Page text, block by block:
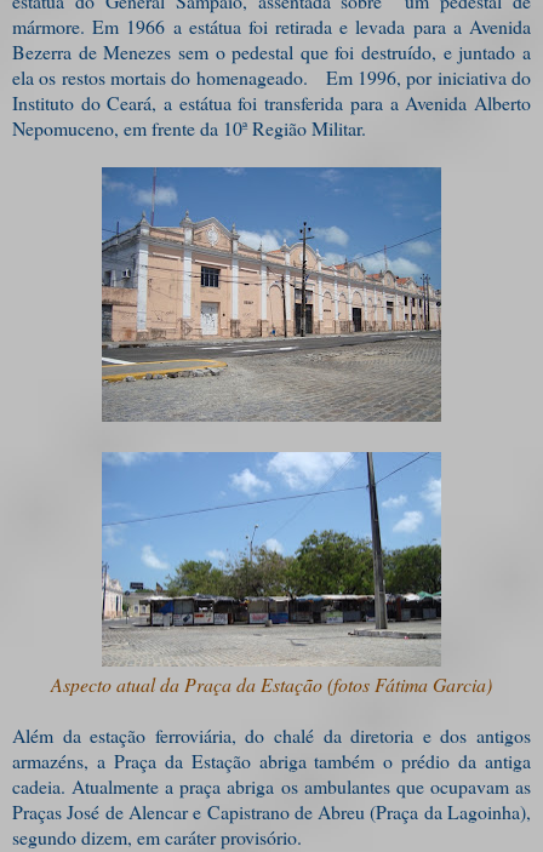
mármore. Em 1966 a estátua foi retirada e levada para a Avenida
Bezerra de Menezes sem o pedestal que foi destruído, e juntado a
ela os restos mortais do homenageado. Em 1996, por iniciativa do
Instituto do Ceará, a estátua foi transferida para a Avenida Alberto
Nepomuceno, em frente da 10ª Região Militar.
Aspecto atual da Praça da Estação (fotos Fátima Garcia)
Além da estação ferroviária, do chalé da diretoria e dos antigos
armazéns, a Praça da Estação abriga também o prédio da antiga
cadeia. Atualmente a praça abriga os ambulantes que ocupavam as
Praças José de Alencar e Capistrano de Abreu (Praça da Lagoinha),
segundo dizem, em caráter provisório.